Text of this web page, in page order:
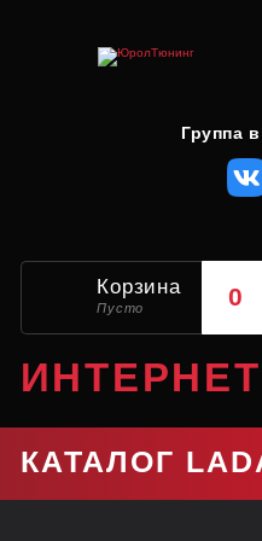
Группа
Корзина
Пусто 0
ИНТЕРНЕТ
КАТАЛОГ